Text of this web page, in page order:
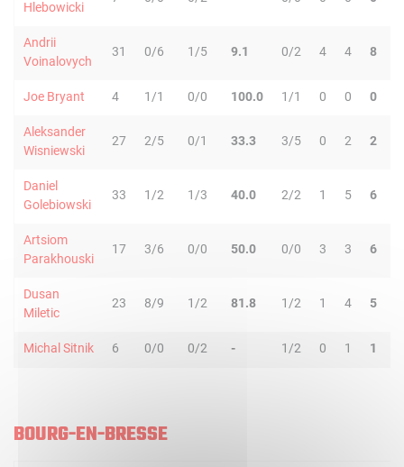
Hlebowicki
Andrii
Voinalovych
31 0/6 1/5 9.1 0/2 4 4 8
Joe Bryant 4 1/1 0/0 100.0 1/1 0 0 0
Aleksander
Wisniewski
27 2/5 0/1 33.3 3/5 0 2 2
Daniel
Golebiowski
33 1/2 1/3 40.0 2/2 1 5 6
Artsiom
Parakhouski
17 3/6 0/0 50.0 0/0 3 3 6
Dusan
Miletic
23 8/9 1/2 81.8 1/2 1 4 5
Michal Sitnik 6 0/0 0/2 - 1/2 0 1 1
BOURG-EN-BRESSE